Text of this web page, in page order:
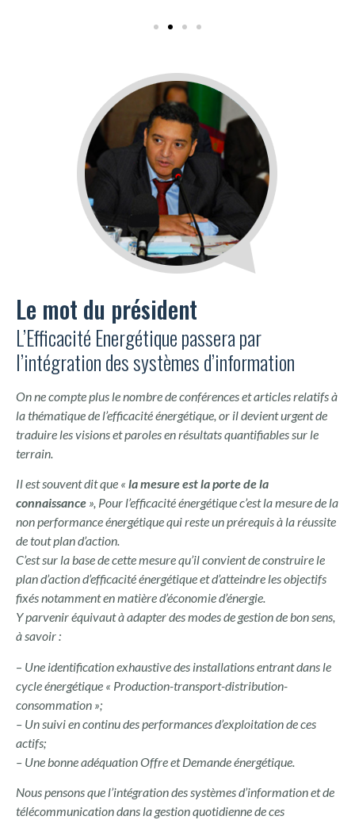
Le mot du président
L’Efficacité Energétique passera par
l’intégration des systèmes d’information
On ne compte plus le nombre de conférences et articles relatifs à
la thématique de l’efficacité énergétique, or il devient urgent de
traduire les visions et paroles en résultats quantifiables sur le
terrain.
Il est souvent dit que « la mesure est la porte de la
connaissance », Pour l’efficacité énergétique c’est la mesure de la
non performance énergétique qui reste un prérequis à la réussite
de tout plan d’action.
C’est sur la base de cette mesure qu’il convient de construire le
plan d’action d’efficacité énergétique et d’atteindre les objectifs
fixés notamment en matière d’économie d’énergie.
Y parvenir équivaut à adapter des modes de gestion de bon sens,
à savoir :
– Une identification exhaustive des installations entrant dans le
cycle énergétique « Production-transport-distribution-
consommation »;
– Un suivi en continu des performances d’exploitation de ces
actifs;
– Une bonne adéquation Offre et Demande énergétique.
Nous pensons que l’intégration des systèmes d’information et de
télécommunication dans la gestion quotidienne de ces